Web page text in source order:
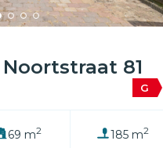
81
G
69 m2 185 m2